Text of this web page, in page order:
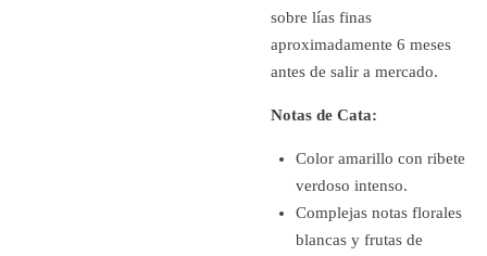
sobre lías finas
aproximadamente 6 meses
antes de salir a mercado.
Notas de Cata:
Color amarillo con ribete
verdoso intenso.
Complejas notas florales
blancas y frutas de